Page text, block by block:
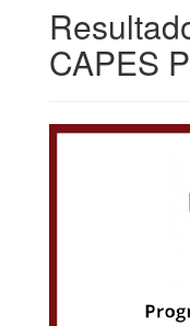
CAPES